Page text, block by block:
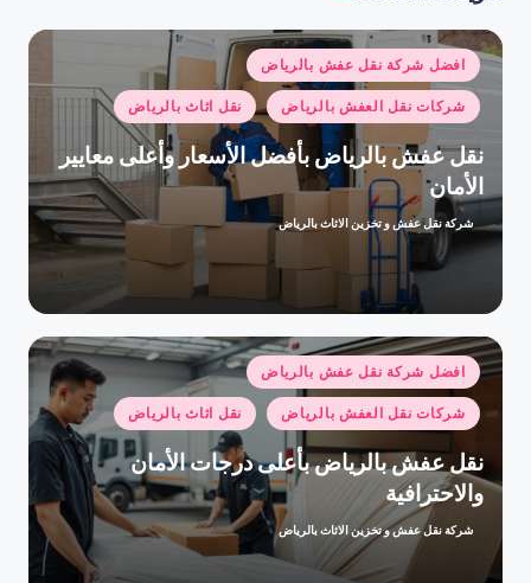
نُشر
في
افضل شركة نقل عفش بالرياض
شركات نقل العفش بالرياض نقل اثاث بالرياض
نقل عفش بالرياض بأفضل الأسعار وأعلى معايير
الأمان
تمّ
بواسطة
شركة نقل عفش و تخزين الاثاث بالرياض
نُشر
في
افضل شركة نقل عفش بالرياض
شركات نقل العفش بالرياض نقل اثاث بالرياض
نقل عفش بالرياض بأعلى درجات الأمان
والاحترافية
تمّ
شركة نقل عفش و تخزين الاثاث بالرياض